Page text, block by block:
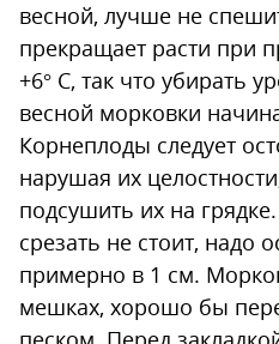
весной, лучше не
прекращает расти при
+6° С, так что убирать
весной морковки
Корнеплоды следует
нарушая их
подсушить их на
срезать не стоит, надо
примерно в 1 см.
мешках, хорошо бы